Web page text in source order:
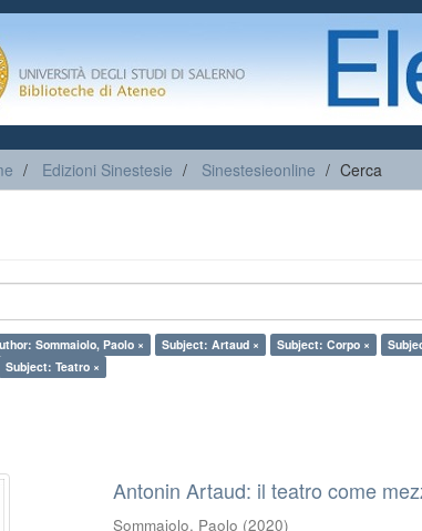
Edizioni Sinestesie Sinestesieonline Cerca
Sommaiolo, Paolo × Subject: Artaud × Subject: Corpo ×
Subject: Teatro ×
Antonin Artaud: il teatro come
Sommaiolo, Paolo (2020)